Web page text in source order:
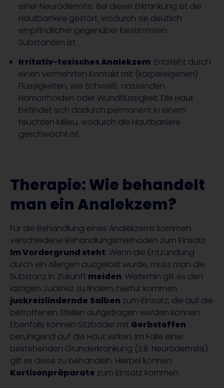
einer Neurodermitis. Bei dieser Erkrankung ist die
Hautbarriere gestört, wodurch sie deutlich
empfindlicher gegenüber bestimmten
Substanzen ist.
Irritativ-toxisches Analekzem: Entsteht durch
einen vermehrten Kontakt mit (körpereigenen)
Flüssigkeiten, wie Schweiß, nässenden
Hämorrhoiden oder Wundflüssigkeit. Die Haut
befindet sich dadurch permanent in einem
feuchten Milieu, wodurch die Hautbarriere
geschwächt ist.
Therapie: Wie behandelt
man ein Analekzem?
Für die Behandlung eines Analekzems kommen
verschiedene Behandlungsmethoden zum Einsatz.
Im Vordergrund steht: Wenn die Entzündung
durch ein Allergen ausgelöst wurde, muss man die
Substanz in Zukunft meiden. Weiterhin gilt es den
lästigen Juckreiz zu lindern, hierfür kommen
juckreizlindernde Salben zum Einsatz, die auf die
betroffenen Stellen aufgetragen werden können.
Ebenfalls können Sitzbäder mit Gerbstoffen
beruhigend auf die Haut wirken. Im Falle einer
bestehenden Grunderkrankung (z.B. Neurodermitis)
gilt es diese zu behandeln. Hierbei können
Kortisonpräparate zum Einsatz kommen.